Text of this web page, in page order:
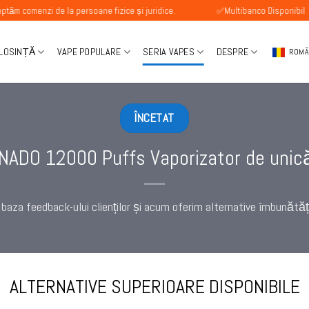
de la persoane fizice și juridice. ✅Multibanco Disponibil
VAPE POPULARE SERIA VAPES DESPRE
ÎNCETAT
12000 Puffs Vaporizator de
feedback-ului clienților și acum oferim alternative
ALTERNATIVE SUPERIOARE DISPONIBILE